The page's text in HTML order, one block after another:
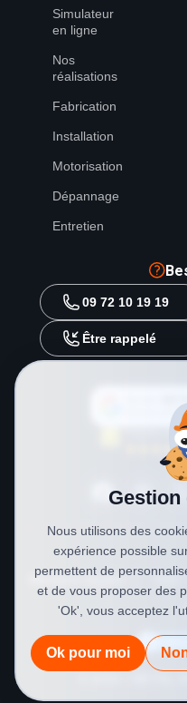
Simulateur
en ligne
Nos
réalisations
Fabrication
Installation
Motorisation
Dépannage
Entretien
09 72 10 19 19
Être rappelé
source
Mentions légales CGV
Gestion
Nous utilisons des
expérience possible
permettent de
et de vous proposer des
'Ok', vous acceptez
Ok pour moi